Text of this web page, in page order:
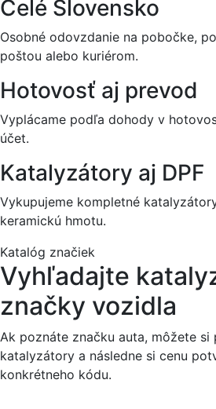
Celé Slovensko
Osobné odovzdanie na pobočke,
poštou alebo kuriérom.
Hotovosť aj prevod
Vyplácame podľa dohody v
účet.
Katalyzátory aj DPF
Vykupujeme kompletné
keramickú hmotu.
Katalóg značiek
Vyhľadajte
značky vozidla
Ak poznáte značku auta, môžete
katalyzátory a následne si cenu
konkrétneho kódu.